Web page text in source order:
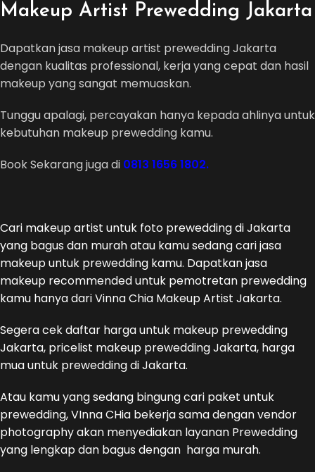
Makeup Artist Prewedding Jakarta
Dapatkan jasa makeup artist prewedding Jakarta
dengan kualitas professional, kerja yang cepat dan hasil
makeup yang sangat memuaskan.
Tunggu apalagi, percayakan hanya kepada ahlinya untuk
kebutuhan makeup prewedding kamu.
Book Sekarang juga di 0813 1656 1802.
Cari makeup artist untuk foto prewedding di Jakarta
yang bagus dan murah atau kamu sedang cari jasa
makeup untuk prewedding kamu. Dapatkan jasa
makeup recommended untuk pemotretan prewedding
kamu hanya dari Vinna Chia Makeup Artist Jakarta.
Segera cek daftar harga untuk makeup prewedding
Jakarta, pricelist makeup prewedding Jakarta, harga
mua untuk prewedding di Jakarta.
Atau kamu yang sedang bingung cari paket untuk
prewedding, VInna CHia bekerja sama dengan vendor
photography akan menyediakan layanan Prewedding
yang lengkap dan bagus dengan harga murah.